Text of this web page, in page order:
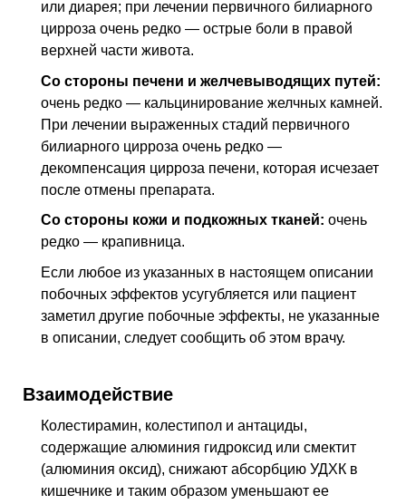
или диарея; при лечении первичного билиарного
цирроза очень редко — острые боли в правой
верхней части живота.
Со стороны печени и желчевыводящих путей:
очень редко — кальцинирование желчных камней.
При лечении выраженных стадий первичного
билиарного цирроза очень редко —
декомпенсация цирроза печени, которая исчезает
после отмены препарата.
Со стороны кожи и подкожных тканей: очень
редко — крапивница.
Если любое из указанных в настоящем описании
побочных эффектов усугубляется или пациент
заметил другие побочные эффекты, не указанные
в описании, следует сообщить об этом врачу.
Взаимодействие
Колестирамин, колестипол и антациды,
содержащие алюминия гидроксид или смектит
(алюминия оксид), снижают абсорбцию УДХК в
кишечнике и таким образом уменьшают ее